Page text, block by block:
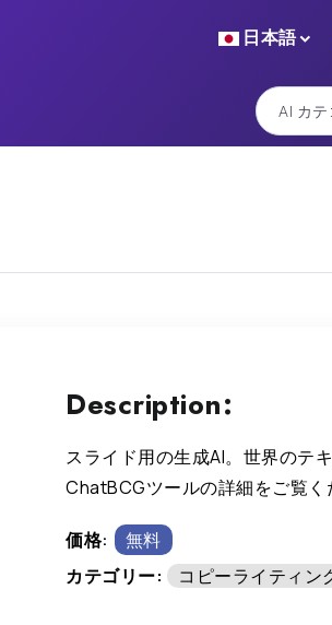
日本語
Description:
スライド用の生成AI。世界のテ
ChatBCGツールの詳細をご覧く
価格:
無料
カテゴリー:
コピーライティン